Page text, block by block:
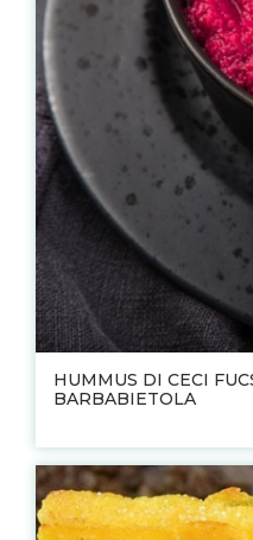
HUMMUS DI CECI
BARBABIETOLA